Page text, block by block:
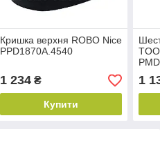
Кришка верхня ROBO Nice
PPD1870A.4540
1 234₴
Купити
1